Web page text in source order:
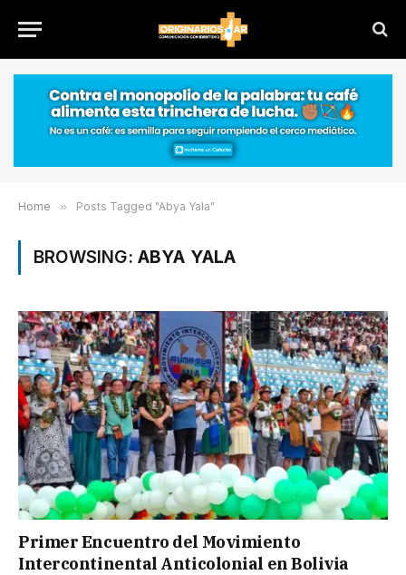
Home » Posts Tagged "Abya Yala"
BROWSING: ABYA YALA
Primer Encuentro del Movimiento
Intercontinental Anticolonial en Bolivia